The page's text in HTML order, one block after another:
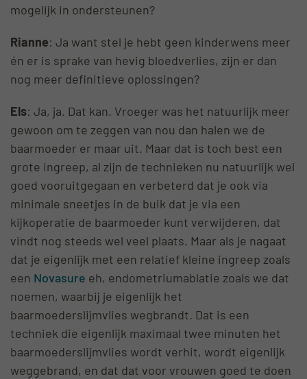
mogelijk in ondersteunen?
Rianne: Ja want stel je hebt geen kinderwens meer
én er is sprake van hevig bloedverlies, zijn er dan
nog meer definitieve oplossingen?
Els: Ja, ja. Dat kan. Vroeger was het natuurlijk meer
gewoon om te zeggen van nou dan halen we de
baarmoeder er maar uit. Maar dat is toch best een
grote ingreep, al zijn de technieken nu natuurlijk wel
goed vooruitgegaan en verbeterd dat je ook via
minimale sneetjes in de buik dat je via een
kijkoperatie de baarmoeder kunt verwijderen, dat
vindt nog steeds wel veel plaats. Maar als je nagaat
dat je eigenlijk met een relatief kleine ingreep zoals
een Novasure eh, endometriumablatie zoals we dat
noemen, waarbij je eigenlijk het
baarmoederslijmvlies wegbrandt. Dat is een
techniek die eigenlijk maximaal twee minuten het
baarmoederslijmvlies wordt verhit, wordt eigenlijk
weggebrand, en dat dat voor vrouwen goed te doen